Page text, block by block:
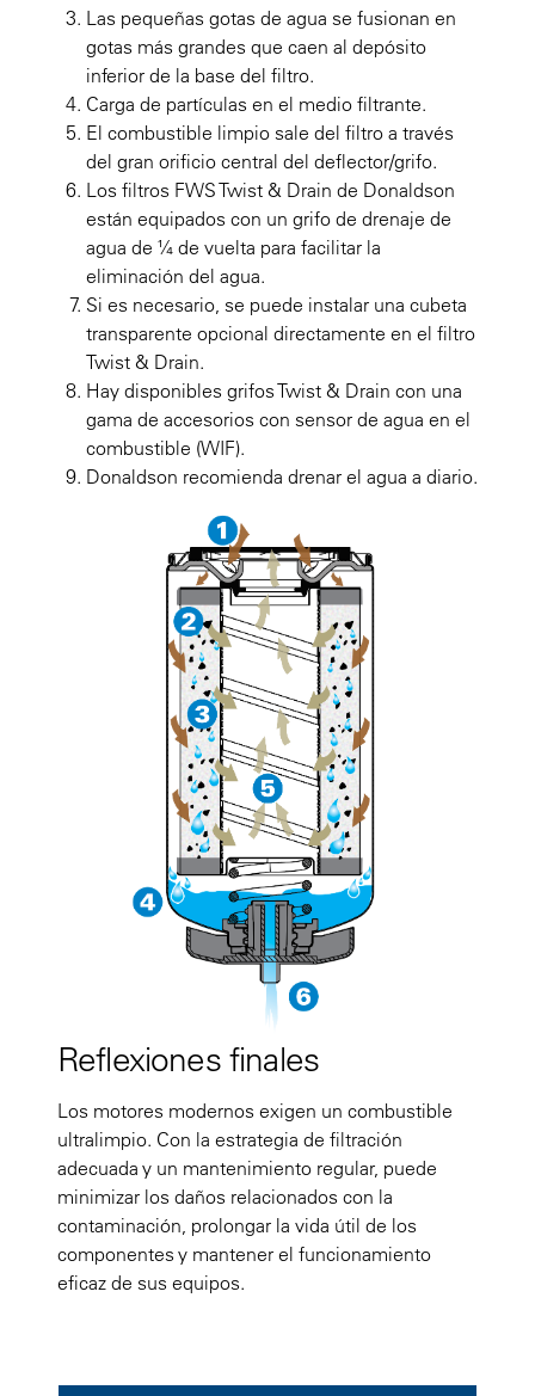
Las pequeñas gotas de agua se fusionan en
gotas más grandes que caen al depósito
inferior de la base del filtro.
Carga de partículas en el medio filtrante.
El combustible limpio sale del filtro a través
del gran orificio central del deflector/grifo.
Los filtros FWS Twist & Drain de Donaldson
están equipados con un grifo de drenaje de
agua de ¼ de vuelta para facilitar la
eliminación del agua.
Si es necesario, se puede instalar una cubeta
transparente opcional directamente en el filtro
Twist & Drain.
Hay disponibles grifos Twist & Drain con una
gama de accesorios con sensor de agua en el
combustible (WIF).
Donaldson recomienda drenar el agua a diario.
Reflexiones finales
Los motores modernos exigen un combustible
ultralimpio. Con la estrategia de filtración
adecuada y un mantenimiento regular, puede
minimizar los daños relacionados con la
contaminación, prolongar la vida útil de los
componentes y mantener el funcionamiento
eficaz de sus equipos.